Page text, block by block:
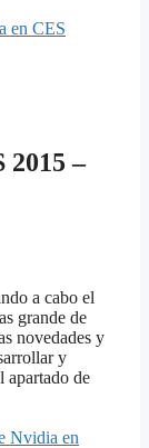
en CES
2015 –
a cabo el
grande de
novedades y
y
apartado de
Nvidia en